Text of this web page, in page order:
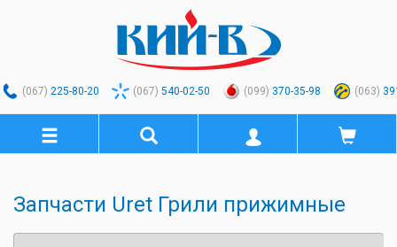
(067) 225-80-20 (067) 540-02-50 (099) 370-35-98 (063)
Запчасти Uret Грили прижимные